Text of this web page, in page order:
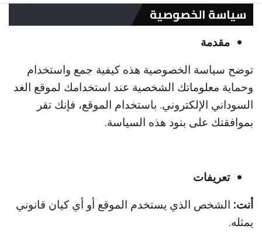
سياسة الخصوصية
مقدمة
توضح سياسة الخصوصية هذه كيفية جمع واستخدام
وحماية معلوماتك الشخصية عند استخدامك لموقع الغد
السوداني الإلكتروني. باستخدام الموقع، فإنك تقر
بموافقتك على بنود هذه السياسة.
تعريفات
أنت: الشخص الذي يستخدم الموقع أو أي كيان قانوني
يمثله.